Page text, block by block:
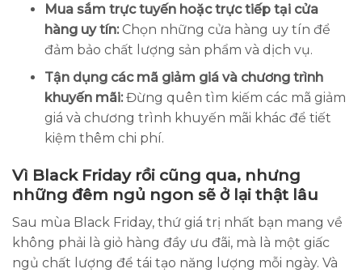
Mua sắm trực tuyến hoặc trực tiếp tại cửa
hàng uy tín: Chọn những cửa hàng uy tín để
đảm bảo chất lượng sản phẩm và dịch vụ.
Tận dụng các mã giảm giá và chương trình
khuyến mãi:Đừng quên tìm kiếm các mã giảm
giá và chương trình khuyến mãi khác để tiết
kiệm thêm chi phí.
Vì Black Friday rồi cũng qua, nhưng
những đêm ngủ ngon sẽ ở lại thật lâu
Sau mùa Black Friday, thứ giá trị nhất bạn mang về
không phải là giỏ hàng đầy ưu đãi, mà là một giấc
ngủ chất lượng để tái tạo năng lượng mỗi ngày. Và